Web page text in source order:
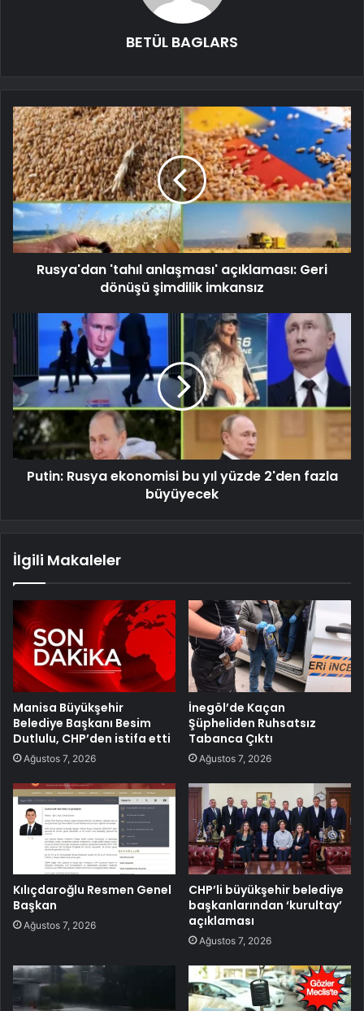
BETÜL BAGLARS
Rusya'dan 'tahıl anlaşması' açıklaması: Geri
dönüşü şimdilik imkansız
Putin: Rusya ekonomisi bu yıl yüzde 2'den fazla
büyüyecek
İlgili Makaleler
Manisa Büyükşehir
Belediye Başkanı Besim
Dutlulu, CHP’den istifa etti
Ağustos 7, 2026
İnegöl’de Kaçan
Şüpheliden Ruhsatsız
Tabanca Çıktı
Ağustos 7, 2026
Kılıçdaroğlu Resmen Genel
Başkan
Ağustos 7, 2026
CHP’li büyükşehir belediye
başkanlarından ‘kurultay’
açıklaması
Ağustos 7, 2026